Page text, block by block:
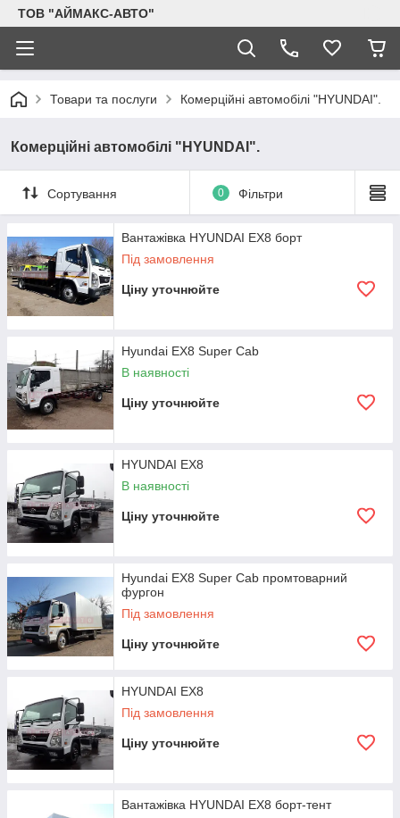
ТОВ "АЙМАКС-АВТО"
Товари та послуги Комерційні автомобілі "HYUNDAI".
Комерційні автомобілі "HYUNDAI".
Сортування 0 Фільтри
Вантажівка HYUNDAI EX8 борт
Під замовлення
Ціну уточнюйте
Hyundai EX8 Super Cab
В наявності
Ціну уточнюйте
HYUNDAI EX8
В наявності
Ціну уточнюйте
Hyundai EX8 Super Cab промтоварний
фургон
Під замовлення
Ціну уточнюйте
HYUNDAI EX8
Під замовлення
Ціну уточнюйте
Вантажівка HYUNDAI EX8 борт-тент